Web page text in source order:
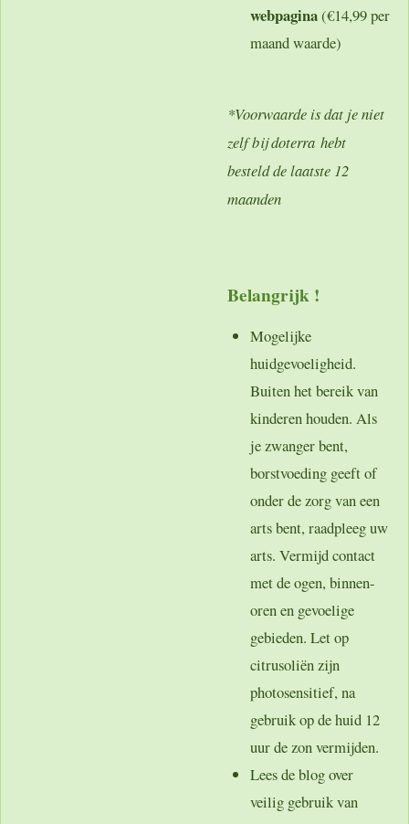
webpagina(€14,99 per
maand waarde)
*Voorwaarde is dat je niet
zelf bij doterra hebt
besteld de laatste 12
maanden
Belangrijk !
Mogelijke
huidgevoeligheid.
Buiten het bereik van
kinderen houden. Als
je zwanger bent,
borstvoeding geeft of
onder de zorg van een
arts bent, raadpleeg uw
arts. Vermijd contact
met de ogen, binnen-
oren en gevoelige
gebieden. Let op
citrusoliën zijn
photosensitief, na
gebruik op de huid 12
uur de zon vermijden.
Lees de blog over
veilig gebruik van